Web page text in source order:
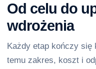
Od celu do
wdrożenia
Każdy etap kończy
temu zakres, koszt i